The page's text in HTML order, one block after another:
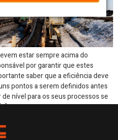
estar sempre acima do
por garantir que estes
saber que a eficiência deve
pontos a serem definidos antes
nível para os seus processos se